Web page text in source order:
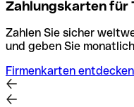
Zahlungskarten für
Zahlen Sie sicher
und geben Sie
Firmenkarten entdecken